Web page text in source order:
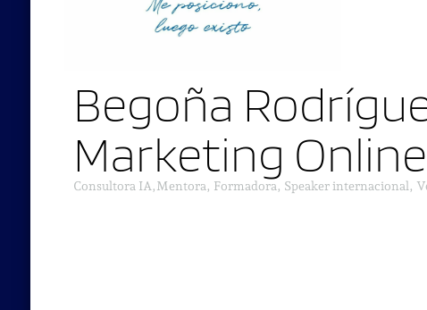
Begoña
Marketing
Consultora IA,Mentora, Formadora, Speaker internacional,